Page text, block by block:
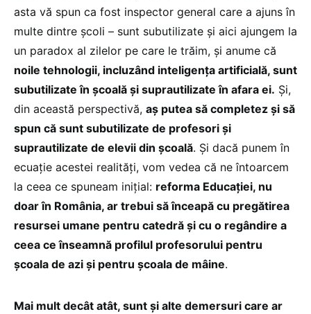
asta vă spun ca fost inspector general care a ajuns în
multe dintre școli – sunt subutilizate și aici ajungem la
un paradox al zilelor pe care le trăim, și anume că
noile tehnologii, incluzând inteligența artificială, sunt
subutilizate în școală și suprautilizate în afara ei. Și,
din această perspectivă, aș putea să completez și să
spun că sunt subutilizate de profesori și
suprautilizate de elevii din școală. Și dacă punem în
ecuație acestei realități, vom vedea că ne întoarcem
la ceea ce spuneam inițial: reforma Educației, nu
doar în România, ar trebui să înceapă cu pregătirea
resursei umane pentru catedră și cu o regândire a
ceea ce înseamnă profilul profesorului pentru
școala de azi și pentru școala de mâine.
Mai mult decât atât, sunt și alte demersuri care ar